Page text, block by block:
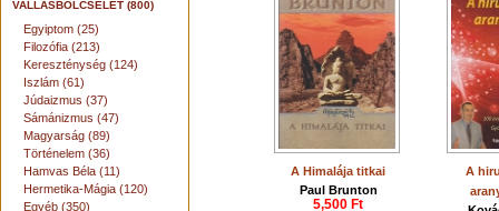
VALLÁSBÖLCSELET (800)
Egyiptom (25)
Filozófia (213)
Kereszténység (124)
Iszlám (61)
Júdaizmus (37)
Sámánizmus (47)
Magyarság (89)
Történelem (36)
Hamvas Béla (11)
Hermetika-Mágia (120)
Egyéb (350)
A Himalája titkai
Paul Brunton
5,500 Ft
A